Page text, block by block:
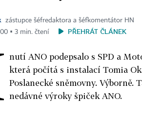
zástupce šéfredaktora a šéfkomentátor HN
▪ 3 min. čtení
PŘEHRÁT ČLÁNEK
nutí ANO podepsalo s SPD a
která počítá s instalací Tomia
Poslanecké sněmovny. Výborně.
nedávné výroky špiček ANO.